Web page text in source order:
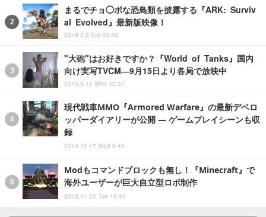
まるでチョ◯ボな恐鳥類を披露する『ARK: Surviv
al Evolved』最新版映像！
2016.2.6 Sat 20:30
"大砲"はお好きですか？『World of Tanks』国内
向け実写TVCM―9月15日より各局で放映中
2015.9.16 Wed 12:37
現代戦車MMO『Armored Warfare』の最新デベロ
ッパーダイアリーが公開 ― ゲームプレイシーンも収
録
2014.12.17 Wed 9:45
Modもコマンドブロックも無し！『Minecraft』で
海外ユーザーが巨大自立型ロボ制作
2015.11.24 Tue 16:45